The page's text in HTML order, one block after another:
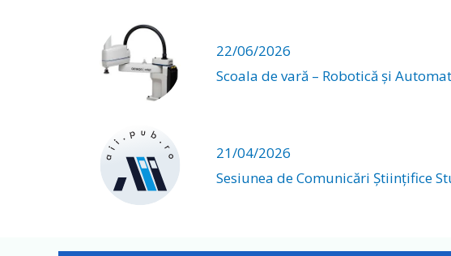
22/06/2026
Scoala de vară – Robotică și
21/04/2026
Sesiunea de Comunicări Științifice